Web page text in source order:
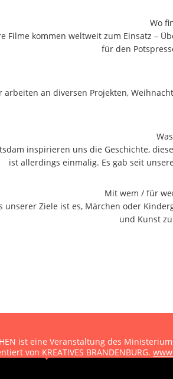
Wo
Filme kommen weltweit zum Einsatz –
für den
arbeiten an diversen Projekten,
inspirieren uns die Geschichte,
ist allerdings einmalig. Es gab seit
Mit wem / für
unserer Ziele ist es, Märchen oder
und Kunst
ist eine Veranstaltung des
von KREATIVES BRANDENBURG.
Impressum